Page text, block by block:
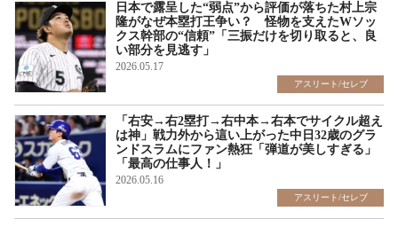
日本で露呈した“弱点”から評価が落ちた村上宗
隆がなぜ本塁打王争い？ 怪物を支えたWソッ
クス幹部の“信頼”「三振だけを切り取ると、良
い部分を見逃す」
2026.05.17
アスリート/セレブ
「右安→右2塁打→右中本→右本でサイクル超え
は神」戦力外から這い上がった中日32歳のグラ
ンドスラムにファン熱狂「弾道が美しすぎる」
「最高の仕事人！」
2026.05.16
アスリート/セレブ